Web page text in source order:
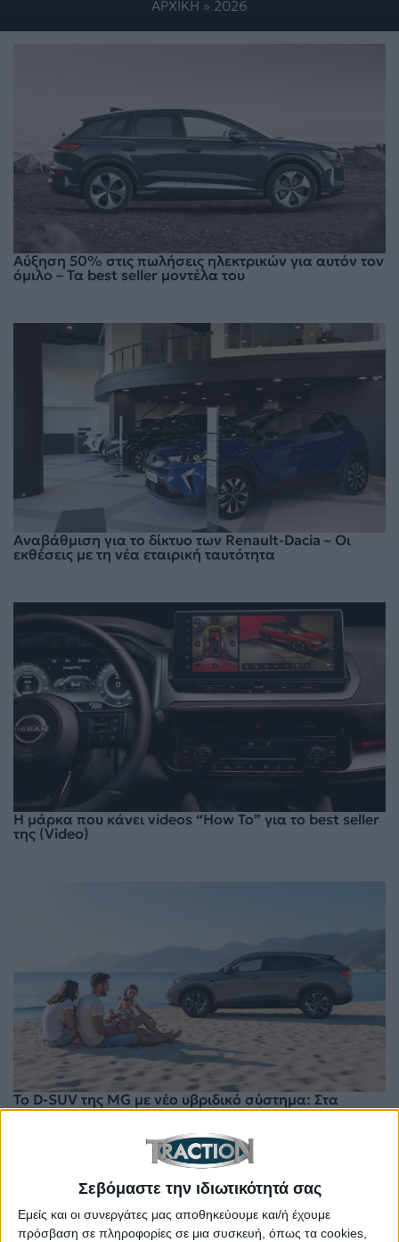
Σεβόμαστε την ιδιωτικότητά σας
Εμείς και οι συνεργάτες μας αποθηκεύουμε και/ή έχουμε
πρόσβαση σε πληροφορίες σε μια συσκευή, όπως τα cookies,
ΑΡΧΙΚΗ » 2026
Αύξηση 50% στις πωλήσεις ηλεκτρικών για αυτόν τον
όμιλο – Τα best seller μοντέλα του
Αναβάθμιση για το δίκτυο των Renault-Dacia – Οι
εκθέσεις με τη νέα εταιρική ταυτότητα
Η μάρκα που κάνει videos “How To” για το best seller
της (Video)
Το D-SUV της MG με νέο υβριδικό σύστημα: Στα
30.900 ευρώ, με 224 ίππους, 5,5 λτ./100 χλμ. και